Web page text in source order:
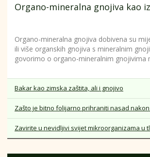
Organo-mineralna gnojiva kao
Organo-mineralna gnojiva dobivena su
ili više organskih gnojiva s mineralnim
govorimo o organo-mineralnim gnojivima
Bakar kao zimska zaštita, ali i gnojivo